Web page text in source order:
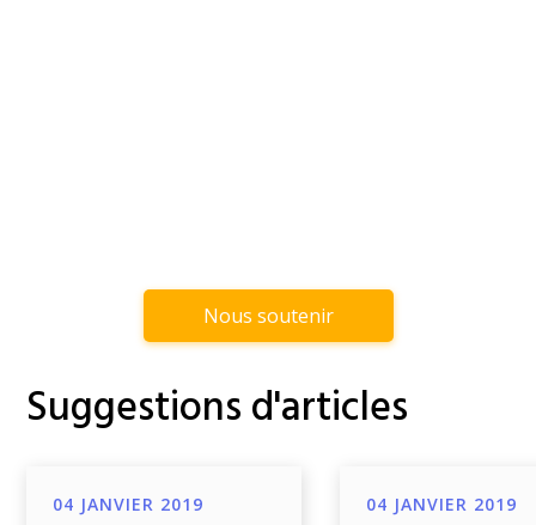
Nous soutenir
Suggestions d'articles
04 JANVIER 2019 04 JANVIER 2019